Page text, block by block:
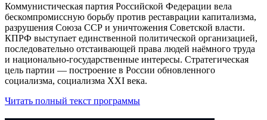
Коммунистическая партия Российской Федерации вела
бескомпромиссную борьбу против реставрации капитализма,
разрушения Союза ССР и уничтожения Советской власти.
КПРФ выступает единственной политической организацией,
последовательно отстаивающей права людей наёмного труда
и национально-государственные интересы. Стратегическая
цель партии — построение в России обновленного
социализма, социализма XXI века.
Читать полный текст программы